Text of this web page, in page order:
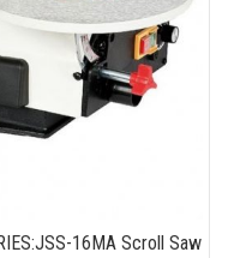
16MA Scroll Saw